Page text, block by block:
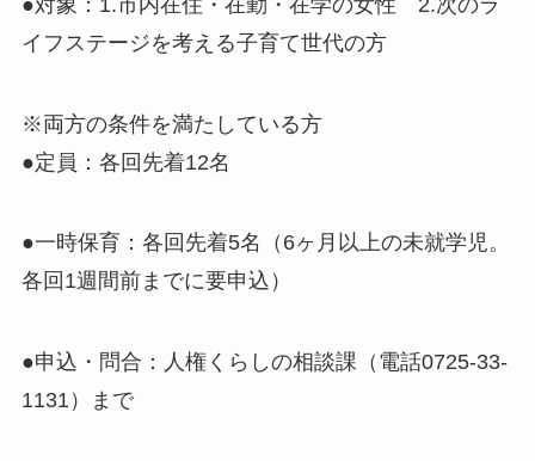
イフステージを考える子育て世代の方
※両方の条件を満たしている方
●定員：各回先着12名
●一時保育：各回先着5名（6ヶ月以上の未就学児。
各回1週間前までに要申込）
●申込・問合：人権くらしの相談課（電話0725-33-
1131）まで